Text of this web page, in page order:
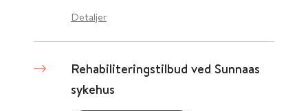
Detaljer
Rehabiliteringstilbud ved Sunnaas
sykehus